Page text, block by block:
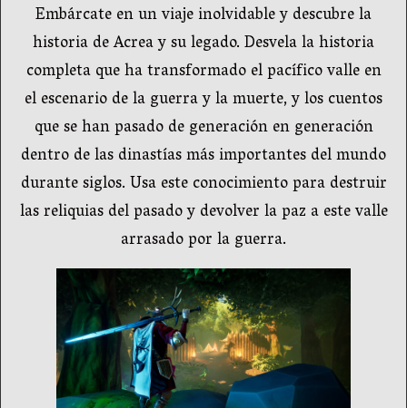
Embárcate en un viaje inolvidable y descubre la
historia de Acrea y su legado. Desvela la historia
completa que ha transformado el pacífico valle en
el escenario de la guerra y la muerte, y los cuentos
que se han pasado de generación en generación
dentro de las dinastías más importantes del mundo
durante siglos. Usa este conocimiento para destruir
las reliquias del pasado y devolver la paz a este valle
arrasado por la guerra.